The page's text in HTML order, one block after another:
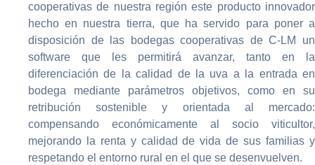
cooperativas de nuestra región este producto innovador
hecho en nuestra tierra, que ha servido para poner a
disposición de las bodegas cooperativas de C-LM un
software que les permitirá avanzar, tanto en la
diferenciación de la calidad de la uva a la entrada en
bodega mediante parámetros objetivos, como en su
retribución sostenible y orientada al mercado:
compensando económicamente al socio viticultor,
mejorando la renta y calidad de vida de sus familias y
respetando el entorno rural en el que se desenvuelven.